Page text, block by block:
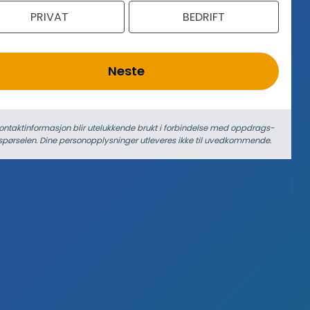
PRIVAT BEDRIFT
Neste
blir utelukkende brukt i forbindelse med oppdrags­
Dine person­­opplysninger utleveres ikke til uvedkommende.